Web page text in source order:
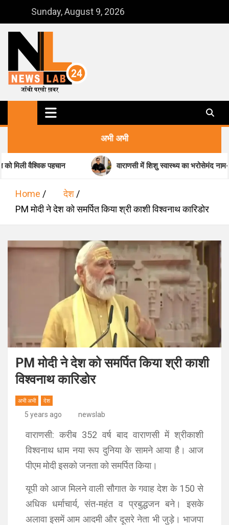
content
Sunday, August 9, 2026
NewsLab24
जाँची परखी ख़बर
अभी अभी
पहचान वाराणसी में शिशु स्वास्थ्य का भरोसेमंद नाम-डॉ. मधुकर
Home
देश
PM मोदी ने देश को समर्पित किया श्री काशी विश्‍वनाथ कारिडोर
PM मोदी ने देश को समर्पित किया श्री काशी
विश्‍वनाथ कारिडोर
अभी अभी देश
5 years ago newslab
वाराणसी: करीब 352 वर्ष बाद वाराणसी में श्रीकाशी
विश्वनाथ धाम नया रूप दुनिया के सामने आया है। आज
पीएम मोदी इसको जनता को समर्पित किया।
यूपी को आज मिलने वाली सौगात के गवाह देश के 150 से
अधिक धर्माचार्य, संत-महंत व प्रबुद्धजन बने। इसके
अलावा इसमें आम आदमी और दूसरे नेता भी जुड़े। भाजपा